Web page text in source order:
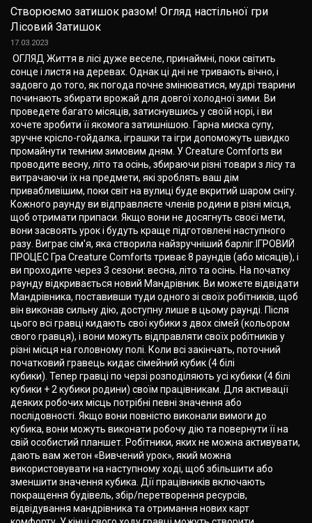
Створюємо затишок разом! Огляд настільної гри
Лісовий Затишок
17.03.2023
ОГЛЯД Життя в лісі дуже веселе, принаймні, поки світить
сонце і листя на деревах. Однак ці дні не тривають вічно, і
задовго до того, як погода почне змінюватися, мудрі тварини
починають збирати врожай для довгої холодної зими. Ви
проведете багато місяців, затиснувшись у своїй норі, і ви
хочете зробити її якомога затишнішою. Гарна миска супу,
зручне крісло-гойдалка, іграшки та ігри допоможуть швидко
промайнути темним зимовим дням. У Creature Comforts ви
проводите весну, літо та осінь, збираючи різні товари з лісу та
витрачаючи їх на предмети, які зроблять ваш дім
привабливішим, поки світ на вулиці буде вкритий шаром снігу.
Кожного раунду ви відправляєте членів родини в різні місця,
щоб отримати припаси. Якщо вони не досягнуть своєї мети,
вони засвоять урок і будуть краще підготовлені наступного
разу. Виграє сім'я, яка створила найзручніший барліг.ІГРОВИЙ
ПРОЦЕС Гра Creature Comforts триває 8 раундів (або місяців), і
ви проходите через 3 сезони: весна, літо та осінь. На початку
раунду відкривається новий Мандрівник. Ви можете відвідати
Мандрівника, поставивши туди одного зі своїх робітників, щоб
він виконав сильну дію, доступну лише в цьому раунді. Після
цього всі гравці кидають свої кубики з двох сімей (кольором
свого гравця), і вони можуть відправляти своїх робітників у
різні місця на головному полі. Коли всі закінчать, поточний
початковий гравець кидає сімейний кубик (4 білі
кубики). Тепер гравці по черзі розподіляють усі кубики (4 білі
кубики + 2 кубики родини) своїм працівникам. Для активації
деяких робочих місць потрібні певні значення або
послідовності. Якщо вони повністю виконали вимоги до
кубика, вони можуть виконати робочу дію та повернути її на
свій особистий планшет. Робітники, яких не можна активувати,
дають вам жетон «Вивчений урок», який можна
використовувати на наступному ході, щоб збільшити або
зменшити значення кубика. Дії працівників включають
покращення будівель, збір/перетворення ресурсів,
відвідування мандрівника та отримання нових карт